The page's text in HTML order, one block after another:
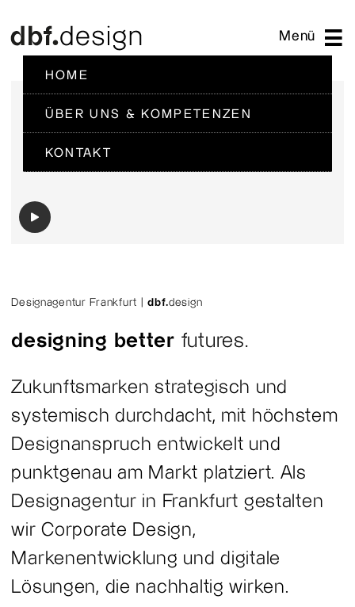
HOME
ÜBER UNS & KOMPETENZEN
KONTAKT
Designagentur Frankfurt |dbf.design
designing better futures.
Zukunftsmarken strategisch und
systemisch durchdacht, mit höchstem
Designanspruch entwickelt und
punktgenau am Markt platziert. Als
Designagentur in Frankfurt gestalten
wir Corporate Design,
Markenentwicklung und digitale
Lösungen, die nachhaltig wirken.